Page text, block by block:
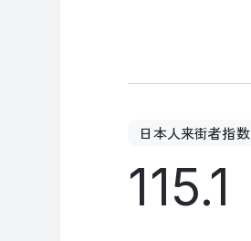
日本人来街者指数
115.1